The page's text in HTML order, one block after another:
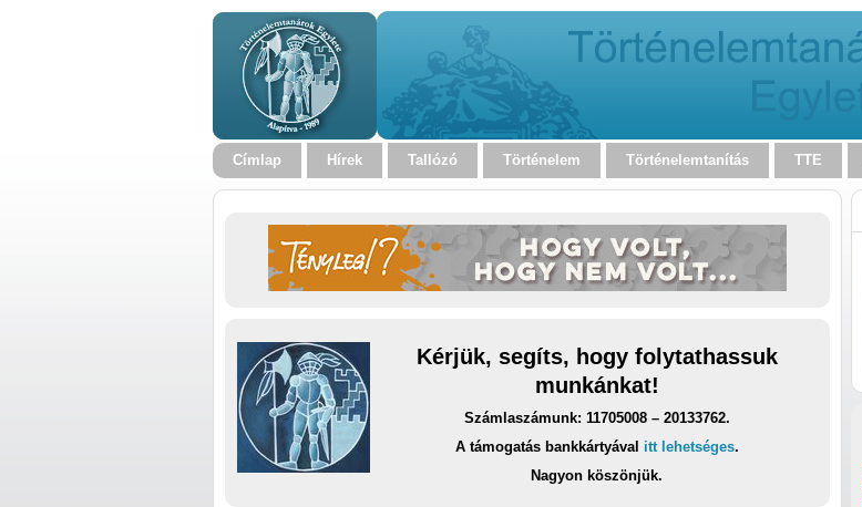
Címlap Hírek Tallózó Történelem Történelemtanítás TTE
Kérjük, segíts, hogy folytathassuk
munkánkat!
Számlaszámunk: 11705008 – 20133762.
A támogatás bankkártyával itt lehetséges.
Nagyon köszönjük.